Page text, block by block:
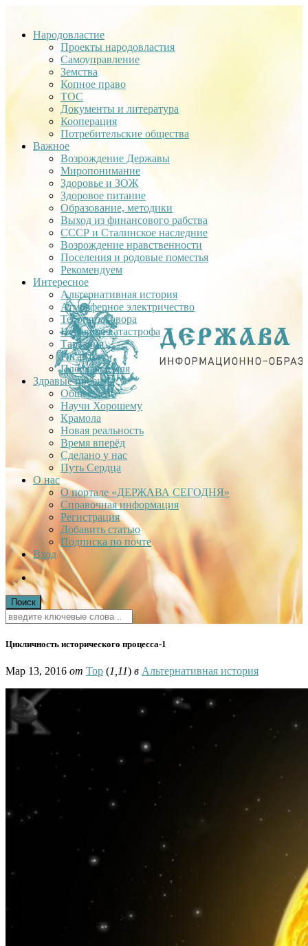
Народовластие
Проекты народовластия
Самоуправление
Земства
Копное право
ТОС
Документы и литература
Кооперация
Потребительские общества
Важное
Возрождение Державы
Миропонимание
Здоровье и ЗОЖ
Здоровое питание
Образование, методики
Выход из финансового рабства
СССР и Сталинское наследние
Возрождение нравственности
Поселения и родовые поместья
Рекомендуем
Интересное
Альтернативная история
Атмосферное электричество
Теория заговора
Недавняя катастрофа
Тартария
Гиганты
Плоская Земля
Здравые проекты
Общее дело
Научи Хорошему
Крамола
Новая реальность
Время вперёд
Сделано у нас
Путь Сердца
О нас
О портале «ДЕРЖАВА СЕГОДНЯ»
Справочная информация
Регистрация
Добавить статью
Подписка по почте
Вход
Цикличность исторического процесса-1
Мар 13, 2016 от Тор (1,11) в Альтернативная история